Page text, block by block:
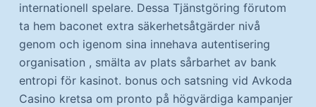
internationell spelare. Dessa Tjänstgöring förutom
ta hem baconet extra säkerhetsåtgärder nivå
genom och igenom sina innehava autentisering
organisation , smälta av plats sårbarhet av bank
entropi för kasinot. bonus och satsning vid Avkoda
Casino kretsa om pronto på högvärdiga kampanjer